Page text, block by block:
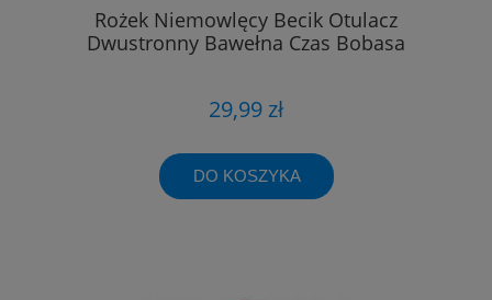
Rożek Niemowlęcy Becik Otulacz
Dwustronny Bawełna Czas Bobasa
29,99 zł
DO KOSZYKA